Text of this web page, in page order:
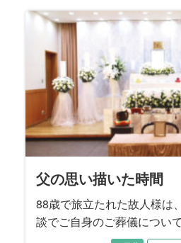
たご家族はとても驚かれた
禍の面会制限でなかなか会
たけれど、やれることは全
た」と喪主を務めるご次女
た。
父の思い描いた時間
88歳で旅立たれた故人様は
談でご自身のご葬儀につい
方針についてお決めになら